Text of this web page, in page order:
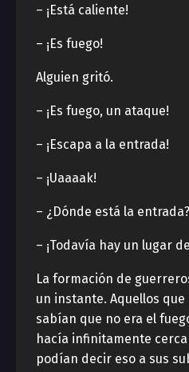
– ¡Está caliente!
– ¡Es fuego!
Alguien gritó.
– ¡Es fuego, un ataque!
– ¡Escapa a la entrada!
– ¡Uaaaak!
– ¿Dónde está la entrada?
– ¡Todavía hay un lugar
La formación de
un instante. Aquellos
sabían que no era el
hacía infinitamente
podían decir eso a sus